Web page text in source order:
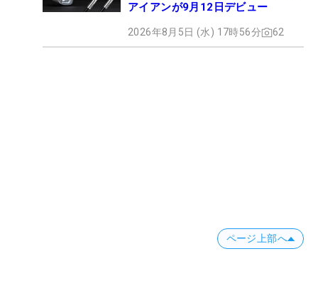
アイアンが9月12日デビュー
2026年8月5日 (水) 17時56分 62
ページ上部へ